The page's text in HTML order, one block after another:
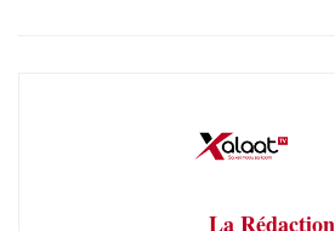
La Rédaction